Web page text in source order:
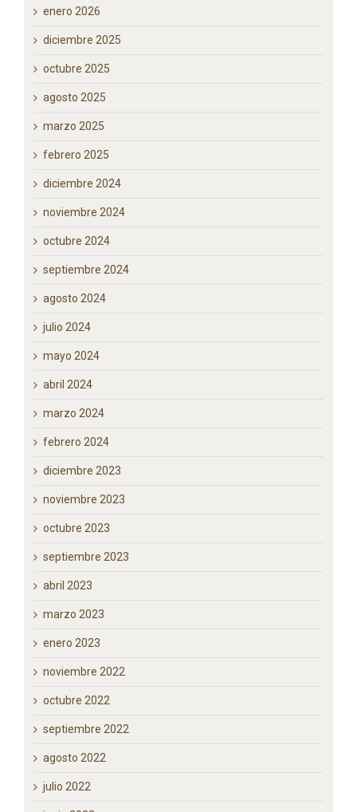
enero 2026
diciembre 2025
octubre 2025
agosto 2025
marzo 2025
febrero 2025
diciembre 2024
noviembre 2024
octubre 2024
septiembre 2024
agosto 2024
julio 2024
mayo 2024
abril 2024
marzo 2024
febrero 2024
diciembre 2023
noviembre 2023
octubre 2023
septiembre 2023
abril 2023
marzo 2023
enero 2023
noviembre 2022
octubre 2022
septiembre 2022
agosto 2022
julio 2022